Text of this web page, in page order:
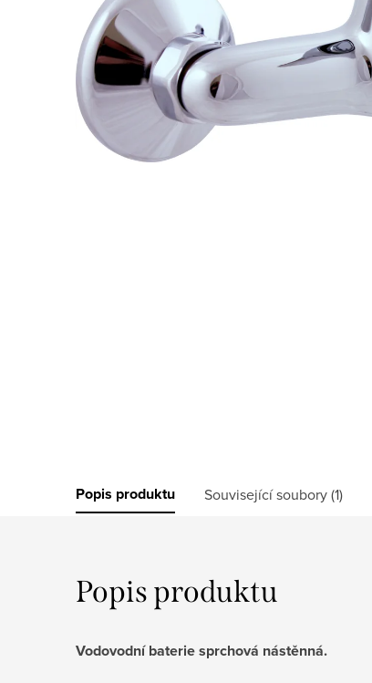
Popis produktu Související soubory (1)
Popis produktu
Vodovodní baterie sprchová nástěnná.